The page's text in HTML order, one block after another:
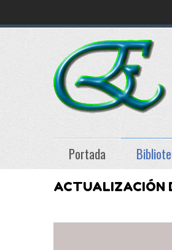
Portada
ACTUALIZACIÓN